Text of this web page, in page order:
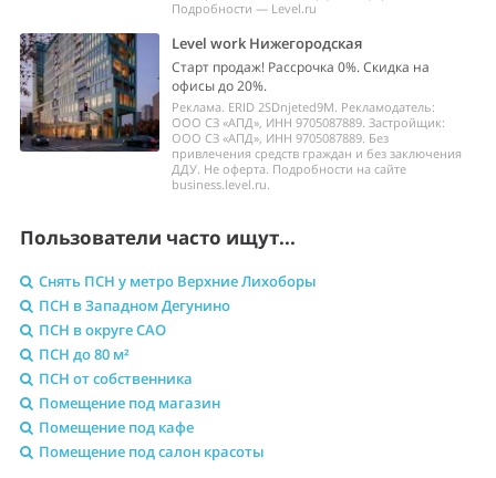
Подробности — Level.ru
Level work Нижегородская
Старт продаж! Рассрочка 0%. Скидка на
офисы до 20%.
Реклама. ERID 2SDnjeted9M. Рекламодатель:
ООО СЗ «АПД», ИНН 9705087889. Застройщик:
ООО СЗ «АПД», ИНН 9705087889. Без
привлечения средств граждан и без заключения
ДДУ. Не оферта. Подробности на сайте
business.level.ru.
Пользователи часто ищут...
Снять ПСН у метро Верхние Лихоборы
ПСН в Западном Дегунино
ПСН в округе САО
ПСН до 80 м²
ПСН от собственника
Помещение под магазин
Помещение под кафе
Помещение под салон красоты